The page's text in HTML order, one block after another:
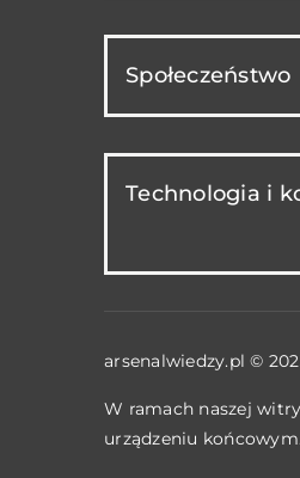
Społeczeństwo
Technologia i
arsenalwiedzy.pl ©
W ramach naszej
urządzeniu